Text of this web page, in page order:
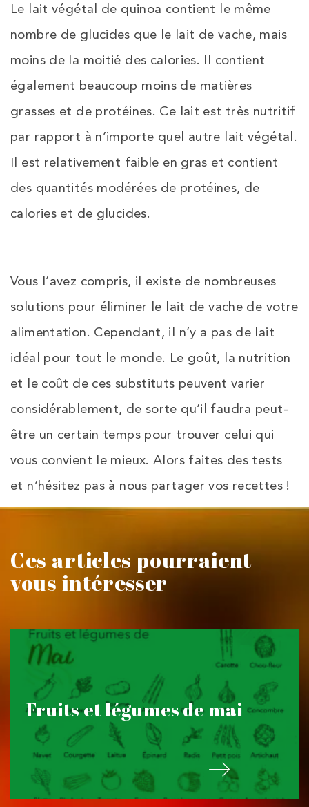
Le lait végétal de quinoa contient le même
nombre de glucides que le lait de vache, mais
moins de la moitié des calories. Il contient
également beaucoup moins de matières
grasses et de protéines. Ce lait est très nutritif
par rapport à n’importe quel autre lait végétal.
Il est relativement faible en gras et contient
des quantités modérées de protéines, de
calories et de glucides.
Vous l’avez compris, il existe de nombreuses
solutions pour éliminer le lait de vache de votre
alimentation. Cependant, il n’y a pas de lait
idéal pour tout le monde. Le goût, la nutrition
et le coût de ces substituts peuvent varier
considérablement, de sorte qu’il faudra peut-
être un certain temps pour trouver celui qui
vous convient le mieux. Alors faites des tests
et n’hésitez pas à nous partager vos recettes !
Ces articles pourraient
vous intéresser
Fruits et légumes de mai